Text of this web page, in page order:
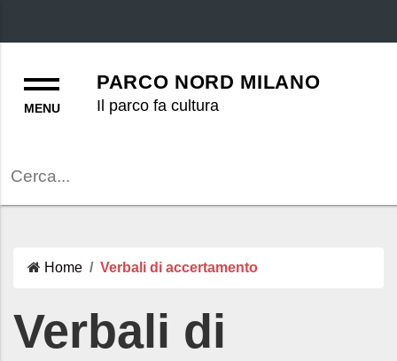
PARCO NORD MILANO
Il parco fa cultura
Home Verbali di accertamento
Verbali di